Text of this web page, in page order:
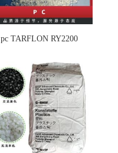
pc TARFLON RY2200